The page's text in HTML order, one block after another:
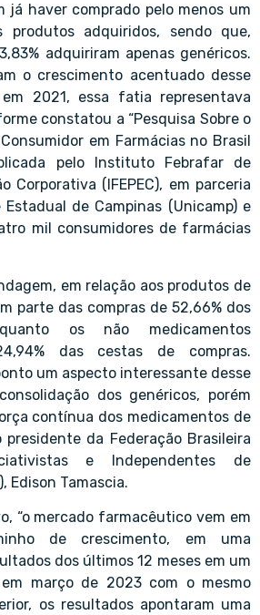
já haver comprado pelo menos um
produtos adquiridos, sendo que,
adquiriram apenas genéricos.
o crescimento acentuado desse
2021, essa fatia representava
constatou a “Pesquisa Sobre o
em Farmácias no Brasil
pelo Instituto Febrafar de
Corporativa (IFEPEC), em parceria
de Campinas (Unicamp) e
mil consumidores de farmácias
em relação aos produtos de
parte das compras de 52,66% dos
os não medicamentos
das cestas de compras.
um aspecto interessante desse
dos genéricos, porém
contínua dos medicamentos de
presidente da Federação Brasileira
e Independentes de
Edison Tamascia.
“o mercado farmacêutico vem em
de crescimento, em uma
dos últimos 12 meses em um
março de 2023 com o mesmo
os resultados apontaram uma